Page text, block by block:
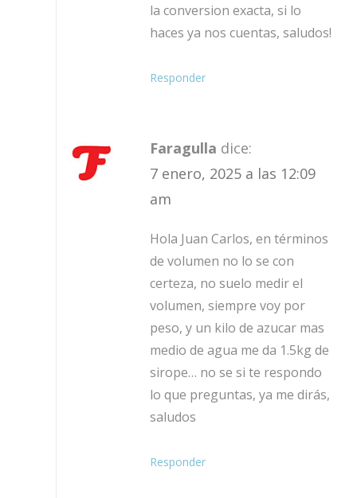
la conversion exacta, si lo
haces ya nos cuentas, saludos!
Responder
Faragulla dice:
7 enero, 2025 a las 12:09
am
Hola Juan Carlos, en términos
de volumen no lo se con
certeza, no suelo medir el
volumen, siempre voy por
peso, y un kilo de azucar mas
medio de agua me da 1.5kg de
sirope… no se si te respondo
lo que preguntas, ya me dirás,
saludos
Responder